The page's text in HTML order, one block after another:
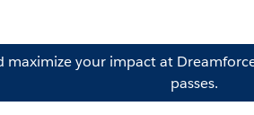
maximize your impact at
passes.